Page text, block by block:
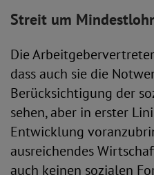
Streit um
Die
dass auch sie die
Berücksichtigung der
sehen, aber in erster
Entwicklung
ausreichendes
auch keinen sozialen